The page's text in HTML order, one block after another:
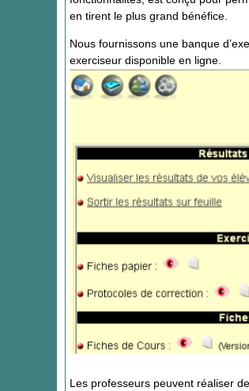
en tirent le plus grand bénéfice.
Nous fournissons une banque
exerciseur disponible en ligne.
Les professeurs peuvent réaliser